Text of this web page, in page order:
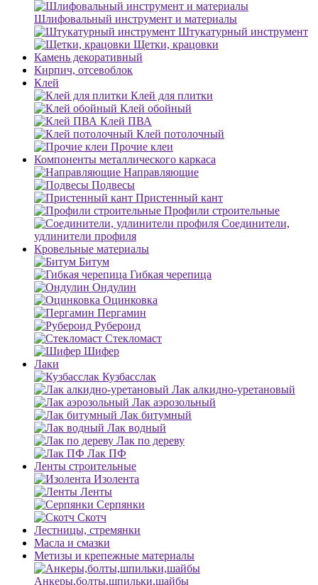
Шлифовальный инструмент и материалы
Штукатурный инструмент
Щетки, крацовки
Камень декоративный
Кирпич, отсевоблок
Клей
Клей для плитки
Клей обойный
Клей ПВА
Клей потолочный
Прочие клеи
Компоненты металлического каркаса
Направляющие
Подвесы
Пристенный кант
Профили строительные
Соединители,
удлинители профиля
Кровельные материалы
Битум
Гибкая черепица
Ондулин
Оцинковка
Пергамин
Рубероид
Стекломаст
Шифер
Лаки
Кузбасслак
Лак алкидно-уретановый
Лак аэрозольный
Лак битумный
Лак водный
Лак по дереву
Лак ПФ
Ленты строительные
Изолента
Ленты
Серпянки
Скотч
Лестницы, стремянки
Масла и смазки
Метизы и крепежные материалы
Анкеры,болты,шпильки,шайбы